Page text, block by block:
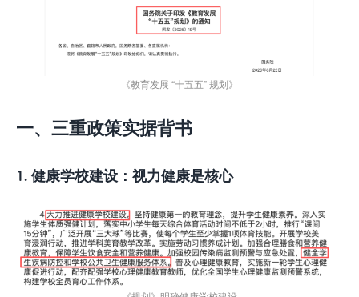
《教育发展 “十五五” 规划》
一、三重政策实据背书
1. 健康学校建设：视力健康是核心